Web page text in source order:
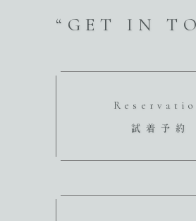
“GET IN
試着予約